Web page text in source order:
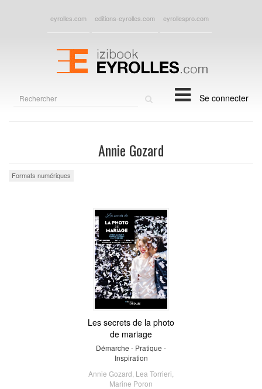
eyrolles.com editions-eyrolles.com eyrollespro.com
Se connecter
Annie Gozard
Formats numériques
Les secrets de la photo
de mariage
Démarche - Pratique -
Inspiration
Annie Gozard Lea Torrieri
Marine Poron